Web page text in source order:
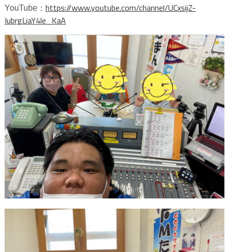
YouTube： https://www.youtube.com/channel/UCxsijZ-
IubrgLiaY4le_KaA